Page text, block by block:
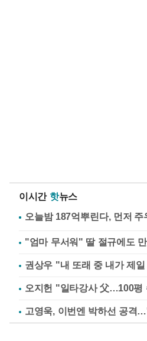
이시간 핫뉴스
"엄마 무서워" 딸 절규에도
권상우 "내 또래 중 내가 제
오지헌 "일타강사 父…100평
고영욱, 이번엔 박하선 공격